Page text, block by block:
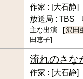
作家 : [大石静]
放送局 : TBS
主な出演 : [沢田
田恵子]
流れのさな
作家 : [大石静]